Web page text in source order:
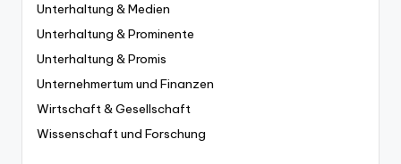
Unterhaltung & Medien
Unterhaltung & Prominente
Unterhaltung & Promis
Unternehmertum und Finanzen
Wirtschaft & Gesellschaft
Wissenschaft und Forschung